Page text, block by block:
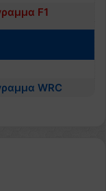
F1
WRC